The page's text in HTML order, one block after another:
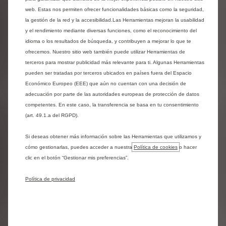
El Doble Chevrón marca un antes y un después en la
categoría SUV con el lanzamiento del Nuevo Citroën C3
Aircross, que completa la renovación de la oferta de la
Marca en el segmento B. Este automóvil que responde a las
demandas actuales en materia de eficiencia y pluralidad de
energías, relación calidad precio y facilidad de uso. Todo ello,
además, disfrutando del confort, la optimización del espacio
interior y el diseño único y radical que caracterizan a Citroën
desde sus inicios. La personalización también se ha tenido
muy presente, con un elenco de 6 tonos de carrocería, 2
renovado posicionamiento de la Marca, que profundiza en
los valores que han ido dando forma al ADN del Doble
Chevrón desde 1919. Su filosofía popular, sencilla, sostenible,
esbozados por André Citroën cuando apostó por crear su
web. Estas nos permiten ofrecer funcionalidades básicas como la seguridad,
la gestión de la red y la accesibilidad.Las Herramientas mejoran la usabilidad
y el rendimiento mediante diversas funciones, como el reconocimiento del
idioma o los resultados de búsqueda, y contribuyen a mejorar lo que te
ofrecemos. Nuestro sitio web también puede utilizar Herramientas de
terceros para mostrar publicidad más relevante para ti. Algunas Herramientas
pueden ser tratadas por terceros ubicados en países fuera del Espacio
Económico Europeo (EEE) que aún no cuentan con una decisión de
adecuación por parte de las autoridades europeas de protección de datos
competentes. En este caso, la transferencia se basa en tu consentimiento
(art. 49.1.a del RGPD).
Si deseas obtener más información sobre las Herramientas que utilizamos y
cómo gestionarlas, puedes acceder a nuestra Política de cookies o hacer
clic en el botón “Gestionar mis preferencias”.
Política de privacidad